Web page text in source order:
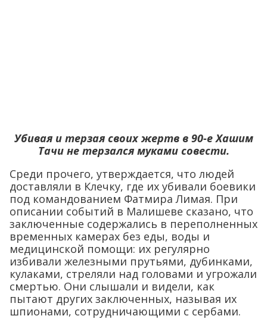
Убивая и терзая своих жертв в 90-е Хашим
Тачи не терзался муками совести.
Среди прочего, утверждается, что людей
доставляли в Клечку, где их убивали боевики
под командованием Фатмира Лимая. При
описании событий в Малишеве сказано, что
заключенные содержались в переполненных
временных камерах без еды, воды и
медицинской помощи: их регулярно
избивали железными прутьями, дубинками,
кулаками, стреляли над головами и угрожали
смертью. Они слышали и видели, как
пытают других заключенных, называя их
шпионами, сотрудничающими с сербами.